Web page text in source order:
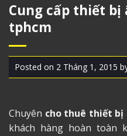
Cung cấp thiết
tphcm
Posted on 2 Tháng 1, 2015
Chuyên cho thuê thiết
khách hàng hoàn toàn